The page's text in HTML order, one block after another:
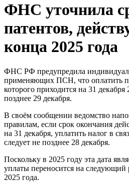
ФНС уточнила
патентов,
конца 2025 года
ФНС РФ предупредила
применяющих ПСН, что оплатить
которого приходится на 31 декабря
позднее 29 декабря.
В своём сообщении ведомство
правилам, если срок окончания
на 31 декабря, уплатить налог в
следует не позднее 28 декабря.
Поскольку в 2025 году эта дата
уплаты переносится на следующий
2025 года.